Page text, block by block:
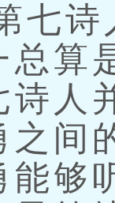
诗
总算
诗人
之间
能够